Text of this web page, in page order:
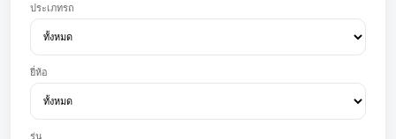
ประเภทรถ
ยี่ห้อ
รุ่น